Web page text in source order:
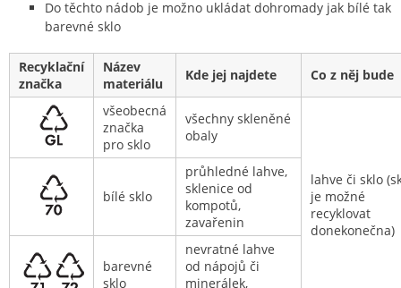
Do těchto nádob je možno ukládat dohromady jak bílé tak
barevné sklo
Recyklační
značka
Název
materiálu
Kde jej najdete Co z něj bude
všeobecná
značka
pro sklo
všechny skleněné
obaly
lahve či sklo
je možné
recyklovat
donekonečna)
bílé sklo
průhledné lahve,
sklenice od
kompotů,
zavařenin
barevné
sklo
nevratné lahve
od nápojů či
minerálek,